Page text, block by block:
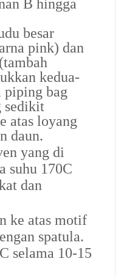
B hingga
besar
pink) dan
kedua-
piping bag
sedikit
atas loyang
daun.
yang di
suhu 170C
dan
ke atas motif
spatula.
selama 10-15